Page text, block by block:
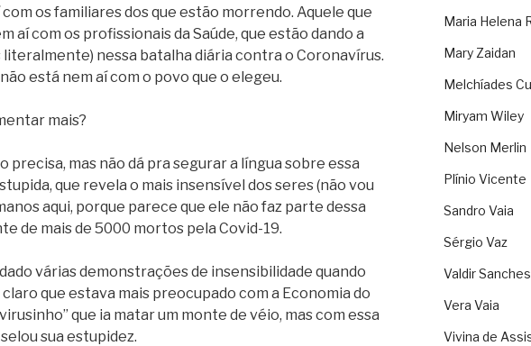
os familiares dos que estão morrendo. Aquele que
aí com os profissionais da Saúde, que estão dando a
literalmente) nessa batalha diária contra o Coronavírus.
está nem aí com o povo que o elegeu.
mais?
precisa, mas não dá pra segurar a língua sobre essa
que revela o mais insensível dos seres (não vou
aqui, porque parece que ele não faz parte dessa
de mais de 5000 mortos pela Covid-19.
várias demonstrações de insensibilidade quando
que estava mais preocupado com a Economia do
que ia matar um monte de véio, mas com essa
sua estupidez.
Maria Helena
Mary Zaidan
Melchíades
Miryam Wiley
Nelson Merlin
Plínio Vicente
Sandro Vaia
Sérgio Vaz
Valdir Sanches
Vera Vaia
Vivina de